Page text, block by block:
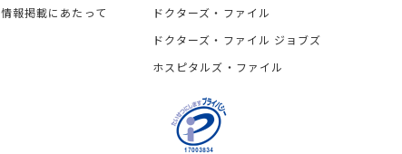
情報掲載にあたって
ドクターズ・ファイル
ドクターズ・ファイル ジョブズ
ホスピタルズ・ファイル